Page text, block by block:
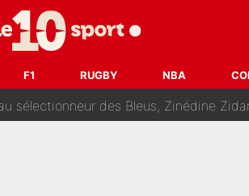
F1 RUGBY NBA
qui effraie le peloton, «c’est la
financière : L’IA propose sept noms à l’OM
des Bleus, Zinédine Zidane s’était imaginé